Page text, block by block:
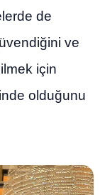
de
ve
için
olduğunu